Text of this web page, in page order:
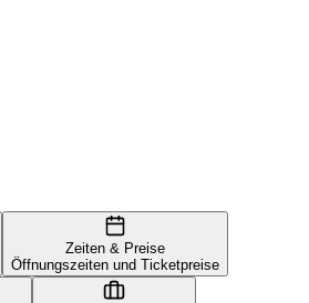
Zeiten & Preise
Öffnungszeiten und Ticketpreise